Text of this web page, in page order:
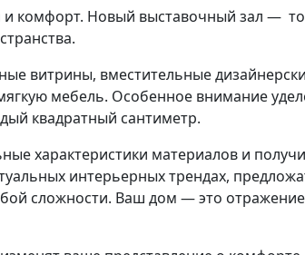
комфорт. Новый выставочный зал —
витрины, вместительные
мебель. Особенное внимание
квадратный сантиметр.
характеристики материалов и
интерьерных трендах,
сложности. Ваш дом — это